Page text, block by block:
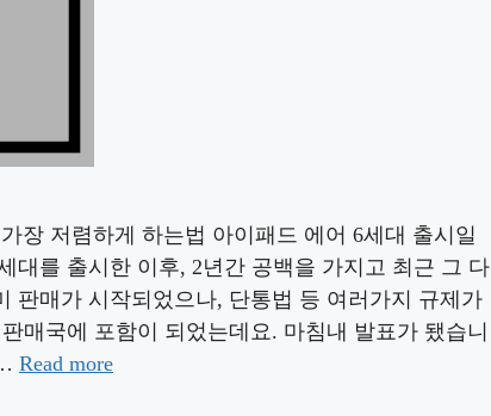
장 저렴하게 하는법 아이패드 에어 6세대 출시일
대를 출시한 이후, 2년간 공백을 가지고 최근 그 다
판매가 시작되었으나, 단통법 등 여러가지 규제가
매국에 포함이 되었는데요. 마침내 발표가 됐습니
Read more